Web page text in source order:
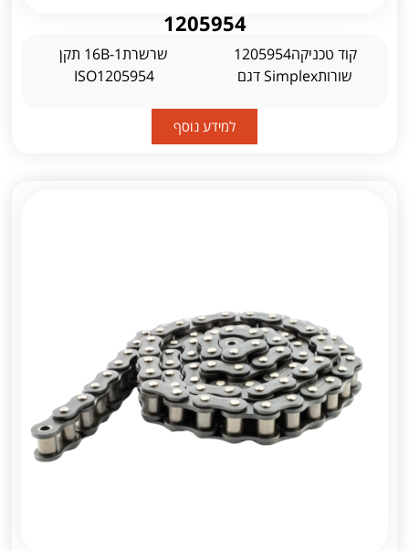
1205954
קוד טכניקה1205954
שורותSimplex דגם
שרשרת16B-1 תקן
ISO1205954
למידע נוסף